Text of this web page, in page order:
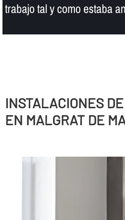
trabajo tal y como estaba
INSTALACIONES
EN MALGRAT DE